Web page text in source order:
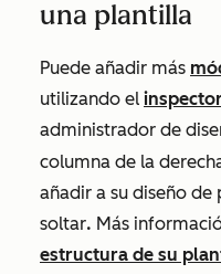
una plantilla
Puede añadir más
utilizando el
administrador de
columna de la
añadir a su diseño
soltar. Más
estructura de su